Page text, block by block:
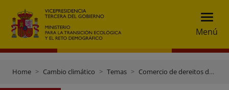
Menú
Home Cambio climático Temas Comercio de dereitos de emisión